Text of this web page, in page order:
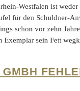
Westfalen ist
für den Schuldner-
schon vor zehn
Exemplar sein Fett